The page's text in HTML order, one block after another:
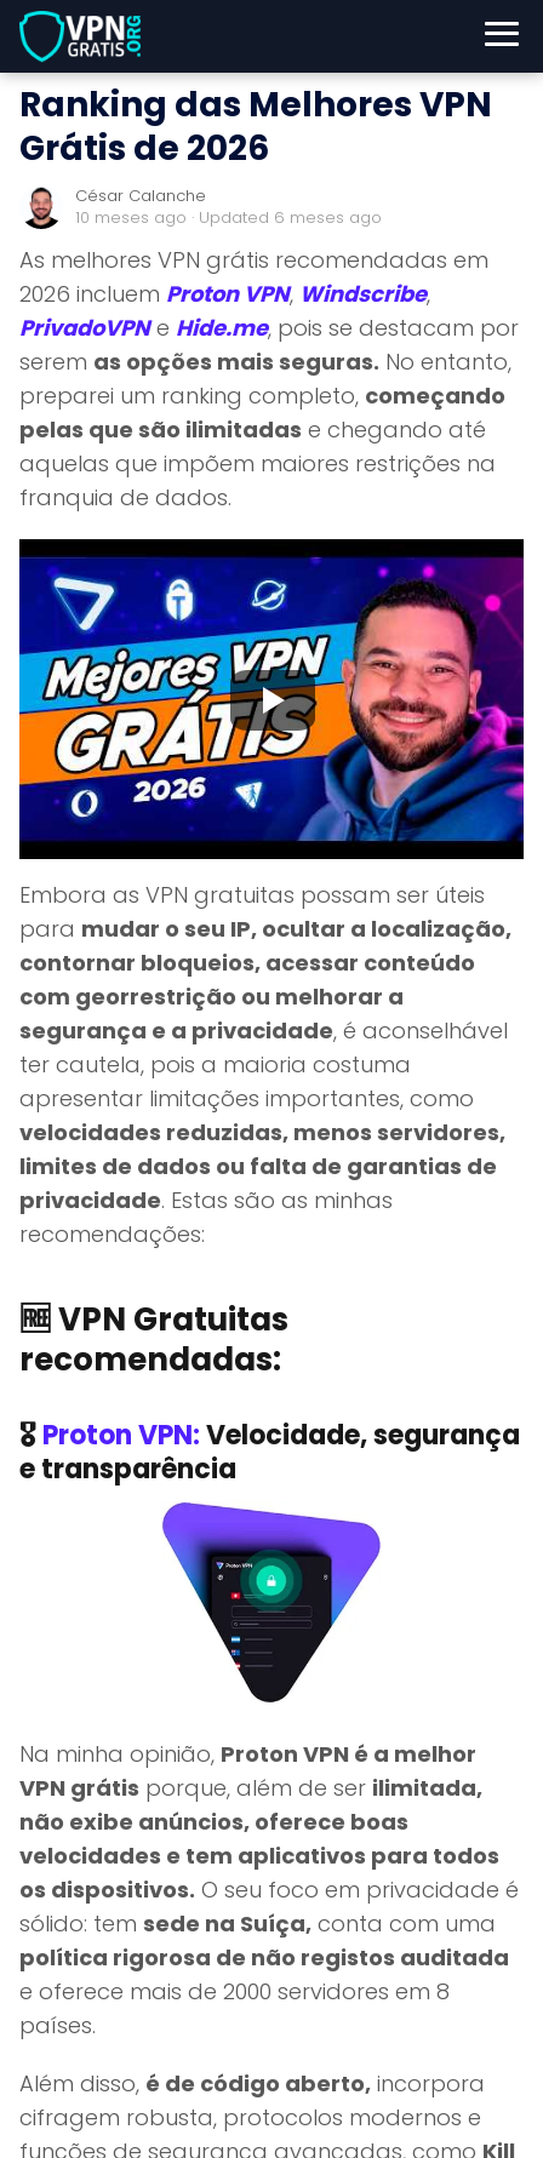
Ranking das Melhores VPN
Grátis de 2026
César Calanche
10 meses ago · Updated 6 meses ago
As melhores VPN grátis recomendadas em
2026 incluem Proton VPN, Windscribe,
PrivadoVPNe Hide.me, pois se destacam por
serem as opções mais seguras. No entanto,
preparei um ranking completo, começando
pelas que são ilimitadas e chegando até
aquelas que impõem maiores restrições na
franquia de dados.
Embora as VPN gratuitas possam ser úteis
para mudar o seu IP, ocultar a localização,
contornar bloqueios, acessar conteúdo
com georrestrição ou melhorar a
segurança e a privacidade, é aconselhável
ter cautela, pois a maioria costuma
apresentar limitações importantes, como
velocidades reduzidas, menos servidores,
limites de dados ou falta de garantias de
privacidade. Estas são as minhas
recomendações:
🆓 VPN Gratuitas
recomendadas:
🎖️️Proton VPN:Velocidade, segurança
e transparência
Na minha opinião, Proton VPN é a melhor
VPN grátis porque, além de ser ilimitada,
não exibe anúncios, oferece boas
velocidades e tem aplicativos para todos
os dispositivos. O seu foco em privacidade é
sólido: tem sede na Suíça, conta com uma
política rigorosa de não registos auditada
e oferece mais de 2000 servidores em 8
países.
Além disso, é de código aberto, incorpora
cifragem robusta, protocolos modernos e
funções de segurança avançadas, como Kill